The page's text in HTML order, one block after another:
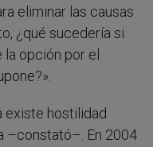
eliminar las causas
¿qué sucedería si
opción por el
existe hostilidad
–constató–. En 2004